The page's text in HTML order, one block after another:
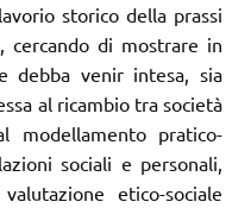
storico della prassi
di mostrare in
debba venir intesa, sia
al ricambio tra società
modellamento pratico-
sociali e personali,
etico-sociale